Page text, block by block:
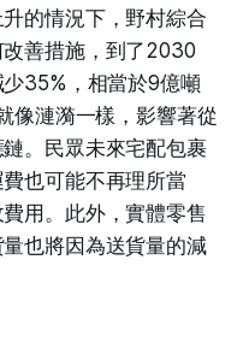
的情況下，野村綜合
善措施，到了2030
35%，相當於9億噸
像漣漪一樣，影響著從
。民眾未來宅配包裹
也可能不再理所當
用。此外，實體零售
也將因為送貨量的減